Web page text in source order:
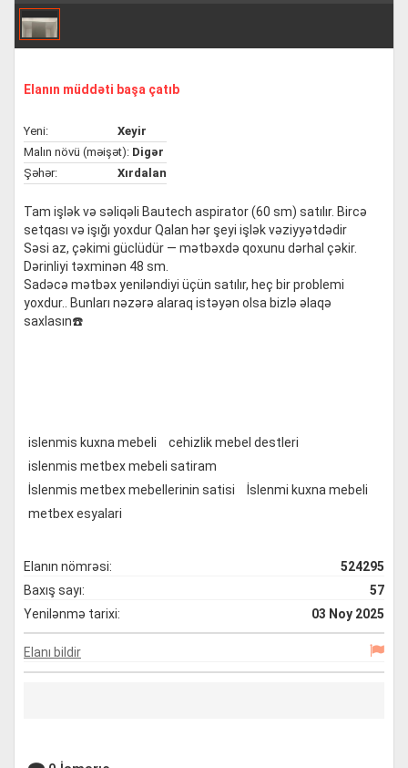
Elanın müddəti başa çatıb
Yeni:
Xeyir
Malın növü (məişət): Digər
Şəhər:
Xırdalan
Tam işlək və səliqəli Bautech aspirator (60 sm) satılır. Bircə
setqası və işığı yoxdur Qalan hər şeyi işlək vəziyyətdədir
Səsi az, çəkimi güclüdür — mətbəxdə qoxunu dərhal çəkir.
Dərinliyi təxminən 48 sm.
Sadəcə mətbəx yeniləndiyi üçün satılır, heç bir problemi
yoxdur.. Bunları nəzərə alaraq istəyən olsa bizlə əlaqə
saxlasın☎️
islenmis kuxna mebeli
cehizlik mebel destleri
islenmis metbex mebeli satiram
İslenmis metbex mebellerinin satisi
İslenmi kuxna mebeli
metbex esyalari
Elanın nömrəsi:
524295
Baxış sayı:
57
Yenilənmə tarixi:
03 Noy 2025
Elanı bildir